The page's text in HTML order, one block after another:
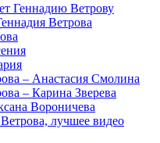
Геннадию Ветрову
Ветрова
– Анастасия Смолина
– Карина Зверева
Вороничева
лучшее видео